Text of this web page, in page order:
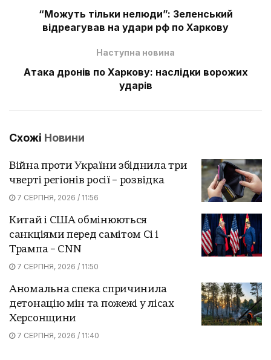
“Можуть тільки нелюди”: Зеленський
відреагував на удари рф по Харкову
Наступна новина
Атака дронів по Харкову: наслідки ворожих
ударів
Схожі Новини
Війна проти України збіднила три
чверті регіонів росії – розвідка
7 СЕРПНЯ, 2026 / 11:56
Китай і США обмінюються
санкціями перед самітом Сі і
Трампа – CNN
7 СЕРПНЯ, 2026 / 11:50
Аномальна спека спричинила
детонацію мін та пожежі у лісах
Херсонщини
7 СЕРПНЯ, 2026 / 11:40